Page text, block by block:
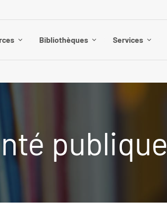
Bibliothèques Services
publique